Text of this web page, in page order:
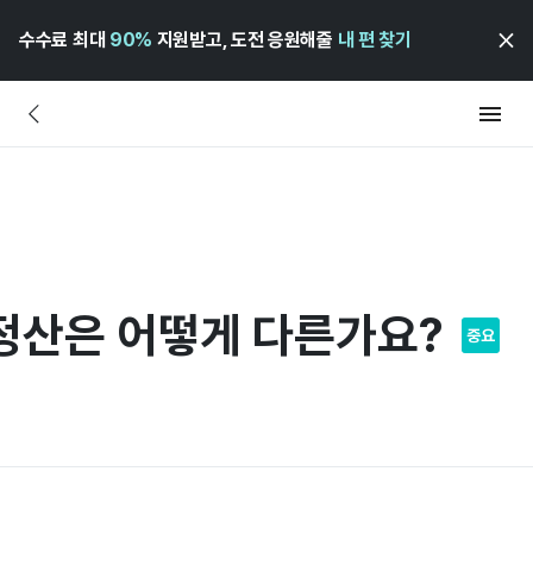
수수료 최대 90% 지원받고, 도전 응원해줄 내 편 찾기
산은 어떻게 다른가요? 중요